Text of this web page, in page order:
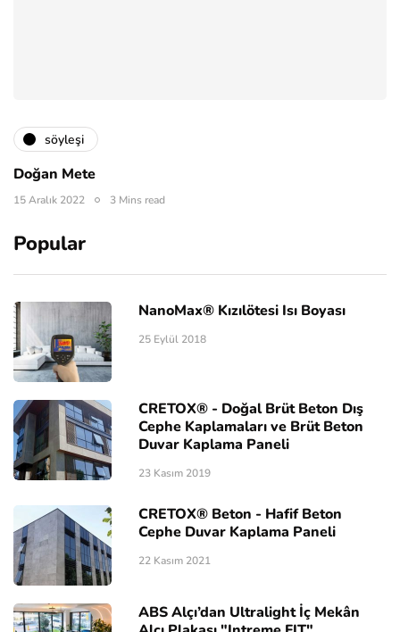
söyleşi
Doğan Mete
15 Aralık 2022 3 Mins read
Popular
NanoMax® Kızılötesi Isı Boyası
25 Eylül 2018
CRETOX® - Doğal Brüt Beton Dış
Cephe Kaplamaları ve Brüt Beton
Duvar Kaplama Paneli
23 Kasım 2019
CRETOX® Beton - Hafif Beton
Cephe Duvar Kaplama Paneli
22 Kasım 2021
ABS Alçı’dan Ultralight İç Mekân